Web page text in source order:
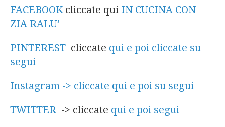
FACEBOOK cliccate qui IN CUCINA CON
ZIA RALU’
PINTEREST cliccate qui e poi cliccate su
segui
Instagram -> cliccate qui e poi su segui
TWITTER -> cliccate qui e poi segui